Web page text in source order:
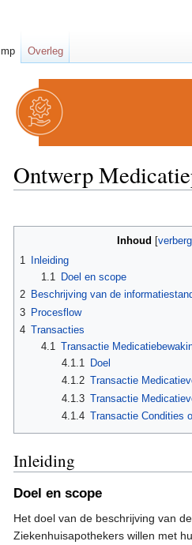
Ontwerp
Inhoud
1
Inleiding
1.1
Doel en scope
2 Beschrijving van de
3 Procesflow
4 Transacties
4.1
Transactie
4.1.1
Doel
4.1.2 Transactie
4.1.3 Transactie
4.1.4 Transactie Condities
Inleiding
Doel en scope
Het doel van de beschrijving van
Ziekenhuisapothekers willen met
mp Overleg